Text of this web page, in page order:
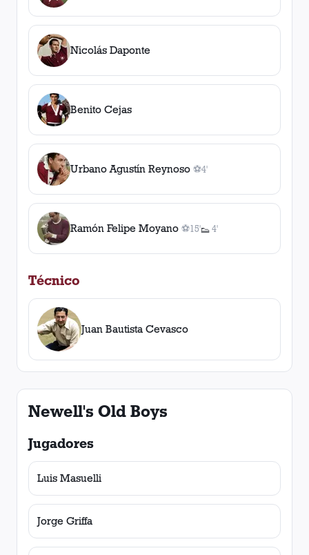
Nicolás Daponte
Benito Cejas
Urbano Agustín Reynoso ⚽
1gol
4'
Ramón Felipe Moyano ⚽
1gol , 15'
15'👟
1asistencia
4'
Técnico
Juan Bautista Cevasco
Newell's Old Boys
Jugadores
Luis Masuelli
Jorge Griffa